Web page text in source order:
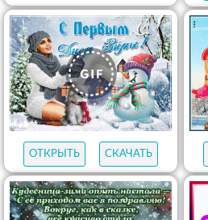
ОТКРЫТЬ СКАЧАТЬ